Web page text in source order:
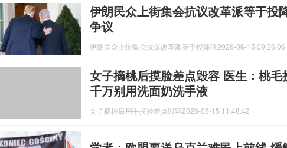
伊朗民众上街集会抗议改革派等于投
争议
伊朗民众上街集会抗议改革派等于投降派2026-06-15 09:26:06
女子摘桃后摸脸差点毁容 医生：桃毛
千万别用洗面奶洗手液
女子摘桃后用手摸脸差点毁容2026-06-15 11:48:42